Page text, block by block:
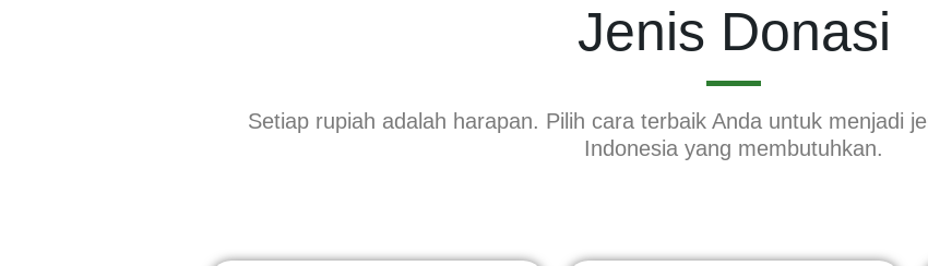
Jenis Donasi
Setiap rupiah adalah harapan. Pilih cara terbaik Anda untuk menjadi
Indonesia yang membutuhkan.